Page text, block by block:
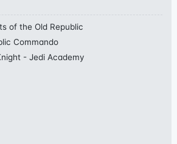
of the Old Republic
Commando
- Jedi Academy